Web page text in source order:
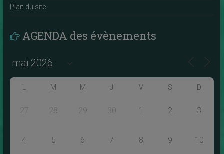
Plan du site
AGENDA des évènements
M M J V S D
27 28 29 30 1 2 3
4 5 6 7 8 9 10